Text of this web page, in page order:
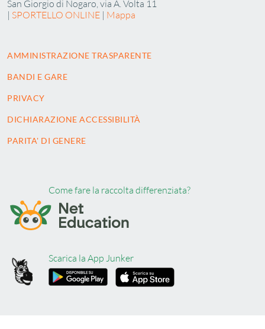
San Giorgio di Nogaro, via A. Volta 11
| SPORTELLO ONLINE | Mappa
AMMINISTRAZIONE TRASPARENTE
BANDI E GARE
PRIVACY
DICHIARAZIONE ACCESSIBILITÀ
PARITA' DI GENERE
Come fare la raccolta differenziata?
Scarica la App Junker